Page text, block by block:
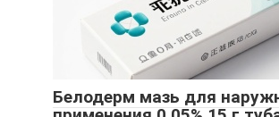
Белодерм мазь для